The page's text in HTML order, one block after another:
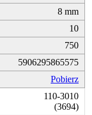
8 mm
10
750
5906295865575
Pobierz
110-3010
(3694)